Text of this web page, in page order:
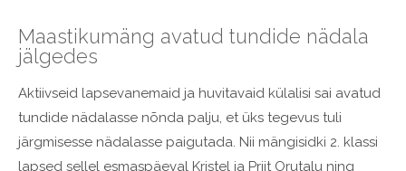
Maastikumäng avatud tundide nädala
jälgedes
Aktiivseid lapsevanemaid ja huvitavaid külalisi sai avatud
tundide nädalasse nõnda palju, et üks tegevus tuli
järgmisesse nädalasse paigutada. Nii mängisidki 2. klassi
lapsed sellel esmaspäeval Kristel ja Priit Orutalu ning